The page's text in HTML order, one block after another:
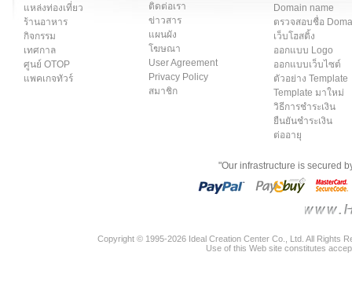
แหล่งท่องเที่ยว
ร้านอาหาร
กิจกรรม
เทศกาล
ศูนย์ OTOP
แพคเกจทัวร์
ติดต่อเรา
ข่าวสาร
แผนผัง
โฆษณา
User Agreement
Privacy Policy
สมาชิก
Domain name
ตรวจสอบชื่อ
เว็บโฮสติ้ง
ออกแบบ Logo
ออกแบบเว็บไซต์
ตัวอย่าง Template
Template มาใหม่
วิธีการชำระเงิน
ยืนยันชำระเงิน
ต่ออายุ
"Our infrastructure is secured
Copyright © 1995-2026 Ideal Creation Center Co., Ltd. All Rights
Use of this Web site constitutes